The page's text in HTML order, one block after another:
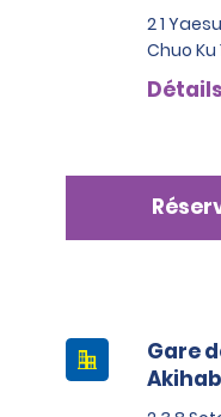
2 1 Yaesu
Chuo Ku
Gare